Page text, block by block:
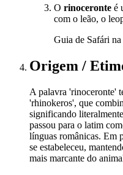
O rinoceronte é
com o leão, o
Guia de Safári
Origem /
A palavra 'rinoceronte'
'rhinokeros', que
significando
passou para o latim
línguas românicas. Em
se estabeleceu,
mais marcante do